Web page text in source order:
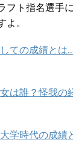
フト指名選手
。
ての成績とは
は誰？怪我の
学時代の成績